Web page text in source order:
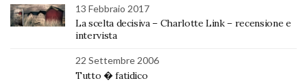
13 Febbraio 2017
La scelta decisiva – Charlotte Link – recensione e
intervista
22 Settembre 2006
Tutto � fatidico